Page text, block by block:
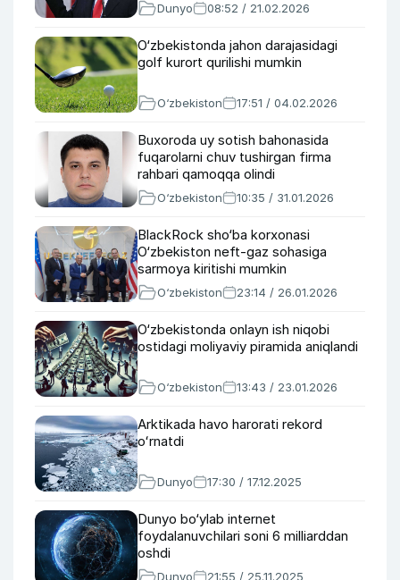
Dunyo 08:52 / 21.02.2026
O‘zbekistonda jahon darajasidagi
golf kurort qurilishi mumkin
O‘zbekiston 17:51 / 04.02.2026
Buxoroda uy sotish bahonasida
fuqarolarni chuv tushirgan firma
rahbari qamoqqa olindi
O‘zbekiston 10:35 / 31.01.2026
BlackRock sho‘ba korxonasi
O‘zbekiston neft-gaz sohasiga
sarmoya kiritishi mumkin
O‘zbekiston 23:14 / 26.01.2026
O‘zbekistonda onlayn ish niqobi
ostidagi moliyaviy piramida aniqlandi
O‘zbekiston 13:43 / 23.01.2026
Arktikada havo harorati rekord
oʻrnatdi
Dunyo 17:30 / 17.12.2025
Dunyo bo‘ylab internet
foydalanuvchilari soni 6 milliarddan
oshdi
Dunyo 21:55 / 25.11.2025